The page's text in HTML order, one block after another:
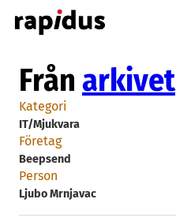
Hoppa
till
Från arkivet
Kategori
IT/Mjukvara
Företag
Beepsend
Person
Ljubo Mrnjavac